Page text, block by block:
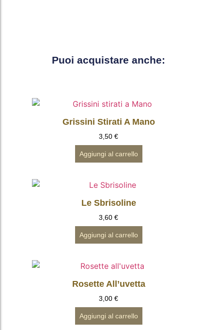
Puoi acquistare anche:
Grissini Stirati A Mano
3,50 €
Aggiungi al carrello
Le Sbrisoline
3,60 €
Aggiungi al carrello
Rosette All’uvetta
3,00 €
Aggiungi al carrello